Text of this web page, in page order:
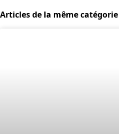
Articles de la même catégorie